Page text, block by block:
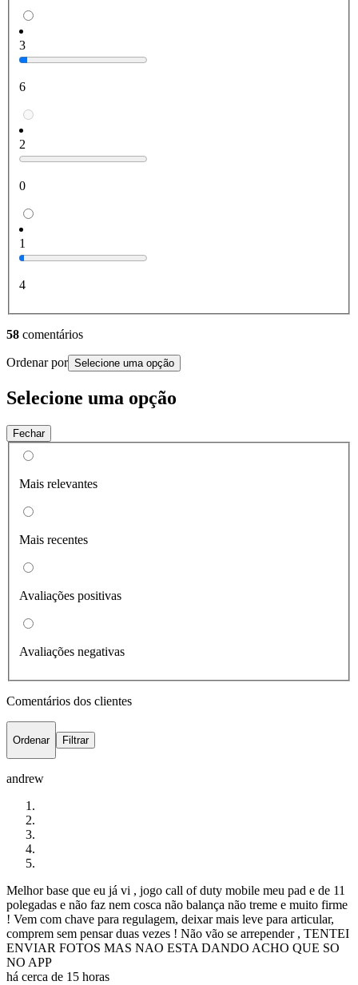
3
6
2
0
1
4
58 comentários
Ordenar por Selecione uma opção
Selecione uma opção
Fechar
Mais relevantes
Mais recentes
Avaliações positivas
Avaliações negativas
Comentários dos clientes
Ordenar Filtrar
andrew
Melhor base que eu já vi , jogo call of duty mobile meu pad e de 11
polegadas e não faz nem cosca não balança não treme e muito firme
! Vem com chave para regulagem, deixar mais leve para articular,
comprem sem pensar duas vezes ! Não vão se arrepender , TENTEI
ENVIAR FOTOS MAS NAO ESTA DANDO ACHO QUE SO
NO APP
há cerca de 15 horas